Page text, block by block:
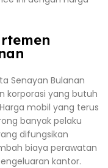
Senayan Bulanan
korporasi yang butuh
mobil yang terus
banyak pelaku
difungsikan
biaya perawatan
kantor.